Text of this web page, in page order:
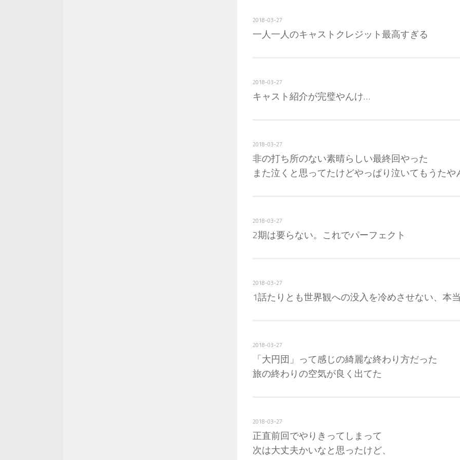
2018-03-27
一人一人のキャストクレジット最高すぎる
2018-03-27
キャスト紹介が完璧やんけ…
2018-03-27
非の打ち所のない素晴らしい最終回やった
また泣くと思ってたけどやっぱり泣いてもうたや
2018-03-27
2期は要らない。これでパーフェクト
2018-03-27
1話たりとも世界観への没入を冷めさせない、本
2018-03-27
「大円団」って感じの綺麗な終わり方だった
旅の終わりの空気が良く出てた
2018-03-27
正直前回でやりきってしまって
次は大丈夫かいなと思ったけど、